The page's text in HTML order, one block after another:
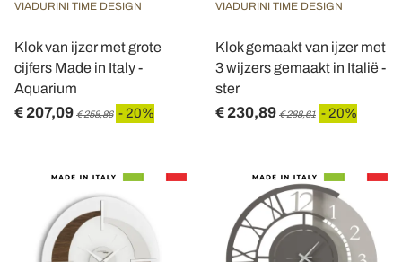
VIADURINI TIME DESIGN
Klok van ijzer met grote
cijfers Made in Italy -
Aquarium
€ 207,09 € 258,86 - 20%
VIADURINI TIME DESIGN
Klok gemaakt van ijzer met
3 wijzers gemaakt in Italië -
ster
€ 230,89 € 288,61 - 20%